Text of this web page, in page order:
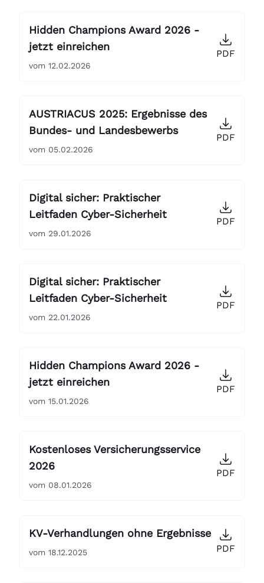
Hidden Champions Award 2026 -
jetzt einreichen
vom 12.02.2026
PDF
AUSTRIACUS 2025: Ergebnisse des
Bundes- und Landesbewerbs
vom 05.02.2026
PDF
Digital sicher: Praktischer
Leitfaden Cyber-Sicherheit
vom 29.01.2026
PDF
Digital sicher: Praktischer
Leitfaden Cyber-Sicherheit
vom 22.01.2026
PDF
Hidden Champions Award 2026 -
jetzt einreichen
vom 15.01.2026
PDF
Kostenloses Versicherungsservice
2026
vom 08.01.2026
PDF
KV-Verhandlungen ohne Ergebnisse
vom 18.12.2025 PDF